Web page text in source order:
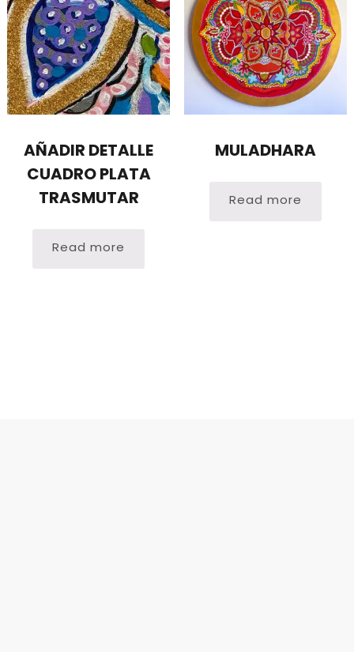
AÑADIR DETALLE
CUADRO PLATA
TRASMUTAR
Read more
MULADHARA
Read more